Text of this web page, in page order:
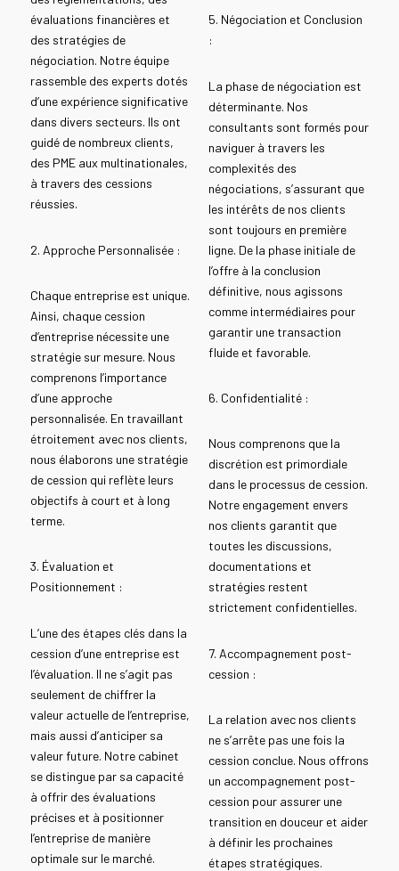
évaluations financières et
des stratégies de
négociation. Notre équipe
rassemble des experts dotés
d’une expérience significative
dans divers secteurs. Ils ont
guidé de nombreux clients,
des PME aux multinationales,
à travers des cessions
réussies.
2. Approche Personnalisée :
Chaque entreprise est unique.
Ainsi, chaque cession
d’entreprise nécessite une
stratégie sur mesure. Nous
comprenons l’importance
d’une approche
personnalisée. En travaillant
étroitement avec nos clients,
nous élaborons une stratégie
de cession qui reflète leurs
objectifs à court et à long
terme.
3. Évaluation et
Positionnement :
L’une des étapes clés dans la
cession d’une entreprise est
l’évaluation. Il ne s’agit pas
seulement de chiffrer la
valeur actuelle de l’entreprise,
mais aussi d’anticiper sa
valeur future. Notre cabinet
se distingue par sa capacité
à offrir des évaluations
précises et à positionner
l’entreprise de manière
optimale sur le marché.
5. Négociation et Conclusion
:
La phase de négociation est
déterminante. Nos
consultants sont formés pour
naviguer à travers les
complexités des
négociations, s’assurant que
les intérêts de nos clients
sont toujours en première
ligne. De la phase initiale de
l’offre à la conclusion
définitive, nous agissons
comme intermédiaires pour
garantir une transaction
fluide et favorable.
6. Confidentialité :
Nous comprenons que la
discrétion est primordiale
dans le processus de cession.
Notre engagement envers
nos clients garantit que
toutes les discussions,
documentations et
stratégies restent
strictement confidentielles.
7. Accompagnement post-
cession :
La relation avec nos clients
ne s’arrête pas une fois la
cession conclue. Nous offrons
un accompagnement post-
cession pour assurer une
transition en douceur et aider
à définir les prochaines
étapes stratégiques.